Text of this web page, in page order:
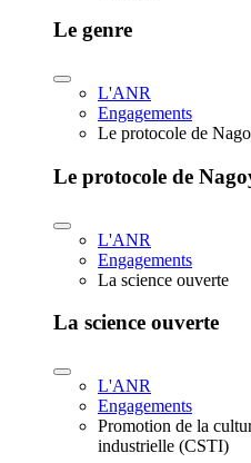
Le genre
L'ANR
Engagements
Le protocole de
Le protocole de
L'ANR
Engagements
La science ouverte
La science ouverte
L'ANR
Engagements
Promotion de la
industrielle (CSTI)